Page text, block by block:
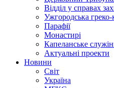
Відділ у справах
Ужгородська
Парафії
Монастирі
Капеланське
Актуальні проекти
Новини
Світ
Україна